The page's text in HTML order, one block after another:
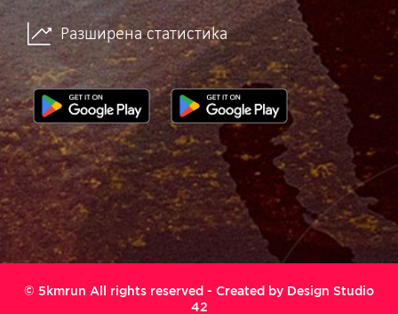
Разширена статистика
© 5kmrun All rights reserved - Created by Design Studio
42